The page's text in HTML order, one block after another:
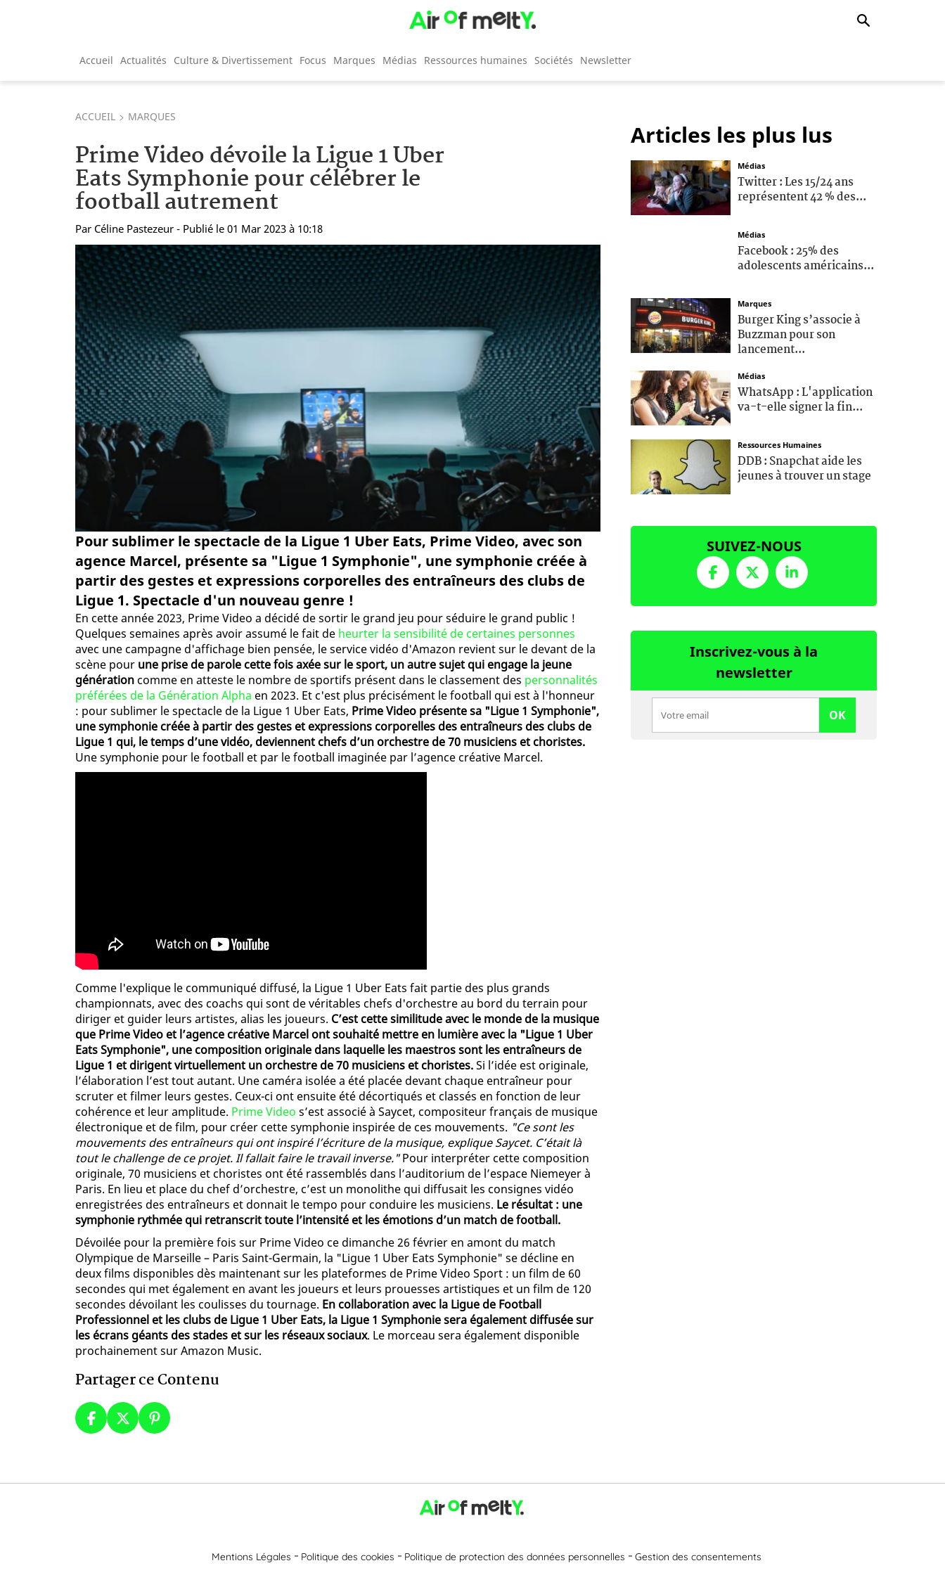
Accueil Actualités Culture & Divertissement Focus Marques Médias Ressources humaines Sociétés Newsletter
ACCUEIL MARQUES
Prime Video dévoile la Ligue 1 Uber
Eats Symphonie pour célébrer le
football autrement
Par Céline Pastezeur - Publié le 01 Mar 2023 à 10:18
Pour sublimer le spectacle de la Ligue 1 Uber Eats, Prime Video, avec son
agence Marcel, présente sa "Ligue 1 Symphonie", une symphonie créée à
partir des gestes et expressions corporelles des entraîneurs des clubs de
Ligue 1. Spectacle d'un nouveau genre !
En cette année 2023, Prime Video a décidé de sortir le grand jeu pour séduire le grand public !
Quelques semaines après avoir assumé le fait de heurter la sensibilité de certaines personnes
avec une campagne d'affichage bien pensée, le service vidéo d'Amazon revient sur le devant de la
scène pour une prise de parole cette fois axée sur le sport, un autre sujet qui engage la jeune
générationcomme en atteste le nombre de sportifs présent dans le classement des personnalités
préférées de la Génération Alpha en 2023. Et c'est plus précisément le football qui est à l'honneur
: pour sublimer le spectacle de la Ligue 1 Uber Eats, Prime Video présente sa "Ligue 1 Symphonie",
une symphonie créée à partir des gestes et expressions corporelles des entraîneurs des clubs de
Ligue 1 qui, le temps d’une vidéo, deviennent chefs d’un orchestre de 70 musiciens et choristes.
Une symphonie pour le football et par le football imaginée par l’agence créative Marcel.
Comme l'explique le communiqué diffusé, la Ligue 1 Uber Eats fait partie des plus grands
championnats, avec des coachs qui sont de véritables chefs d'orchestre au bord du terrain pour
diriger et guider leurs artistes, alias les joueurs. C’est cette similitude avec le monde de la musique
que Prime Video et l’agence créative Marcel ont souhaité mettre en lumière avec la "Ligue 1 Uber
Eats Symphonie", une composition originale dans laquelle les maestros sont les entraîneurs de
Ligue 1 et dirigent virtuellement un orchestre de 70 musiciens et choristes.Si l’idée est originale,
l’élaboration l’est tout autant. Une caméra isolée a été placée devant chaque entraîneur pour
scruter et filmer leurs gestes. Ceux-ci ont ensuite été décortiqués et classés en fonction de leur
cohérence et leur amplitude. Prime Video s’est associé à Saycet, compositeur français de musique
électronique et de film, pour créer cette symphonie inspirée de ces mouvements. "Ce sont les
mouvements des entraîneurs qui ont inspiré l’écriture de la musique, explique Saycet. C’était là
tout le challenge de ce projet. Il fallait faire le travail inverse."Pour interpréter cette composition
originale, 70 musiciens et choristes ont été rassemblés dans l’auditorium de l’espace Niemeyer à
Paris. En lieu et place du chef d’orchestre, c’est un monolithe qui diffusait les consignes vidéo
enregistrées des entraîneurs et donnait le tempo pour conduire les musiciens. Le résultat : une
symphonie rythmée qui retranscrit toute l’intensité et les émotions d’un match de football.
Dévoilée pour la première fois sur Prime Video ce dimanche 26 février en amont du match
Olympique de Marseille – Paris Saint-Germain, la "Ligue 1 Uber Eats Symphonie" se décline en
deux films disponibles dès maintenant sur les plateformes de Prime Video Sport : un film de 60
secondes qui met également en avant les joueurs et leurs prouesses artistiques et un film de 120
secondes dévoilant les coulisses du tournage. En collaboration avec la Ligue de Football
Professionnel et les clubs de Ligue 1 Uber Eats, la Ligue 1 Symphonie sera également diffusée sur
les écrans géants des stades et sur les réseaux sociaux. Le morceau sera également disponible
prochainement sur Amazon Music.
Partager ce Contenu
Articles les plus lus
Médias
Twitter : Les 15/24 ans
représentent 42 % des...
Médias
Facebook : 25% des
adolescents américains...
Marques
Burger King s’associe à
Buzzman pour son
lancement...
Médias
WhatsApp : L'application
va-t-elle signer la fin...
Ressources Humaines
DDB : Snapchat aide les
jeunes à trouver un stage
SUIVEZ-NOUS
Inscrivez-vous à la
newsletter
OK
Mentions Légales Politique des cookies Politique de protection des données personnelles Gestion des consentements